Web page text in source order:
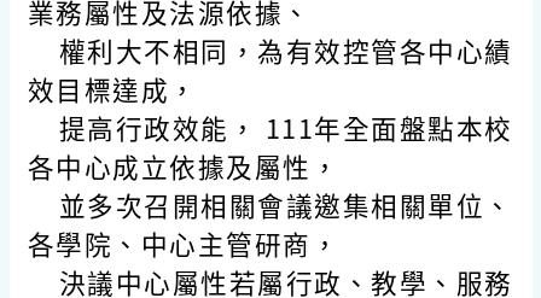
業務屬性及法源依據、
權利大不相同，為有效控管各中心績
效目標達成，
提高行政效能， 111年全面盤點本校
各中心成立依據及屬性，
並多次召開相關會議邀集相關單位、
各學院、中心主管研商，
決議中心屬性若屬行政、教學、服務